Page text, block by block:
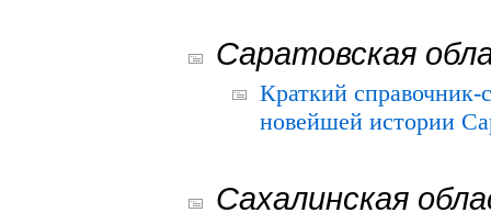
Саратовская
Краткий
новейшей истории
Сахалинская